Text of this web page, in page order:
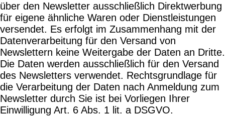
über den Newsletter ausschließlich Direktwerbung
für eigene ähnliche Waren oder Dienstleistungen
versendet. Es erfolgt im Zusammenhang mit der
Datenverarbeitung für den Versand von
Newslettern keine Weitergabe der Daten an Dritte.
Die Daten werden ausschließlich für den Versand
des Newsletters verwendet. Rechtsgrundlage für
die Verarbeitung der Daten nach Anmeldung zum
Newsletter durch Sie ist bei Vorliegen Ihrer
Einwilligung Art. 6 Abs. 1 lit. a DSGVO.